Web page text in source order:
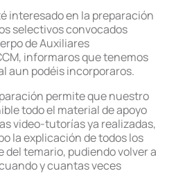
interesado en la preparación
selectivos convocados
de Auxiliares
informaros que tenemos
aun podéis incorporaros.
permite que nuestro
todo el material de apoyo
video-tutorías ya realizadas,
la explicación de todos los
temario, pudiendo volver a
y cuantas veces